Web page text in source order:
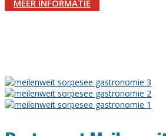
MEER INFORMATIE